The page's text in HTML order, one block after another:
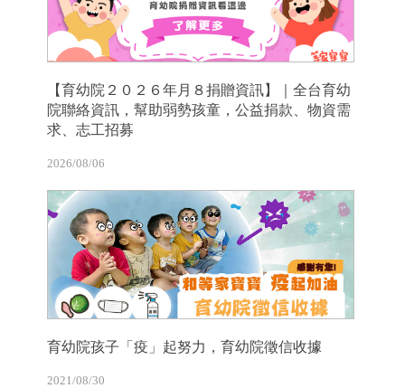
【育幼院２０２６年月８捐贈資訊】｜全台育幼
院聯絡資訊，幫助弱勢孩童，公益捐款、物資需
求、志工招募
2026/08/06
育幼院孩子「疫」起努力，育幼院徵信收據
2021/08/30